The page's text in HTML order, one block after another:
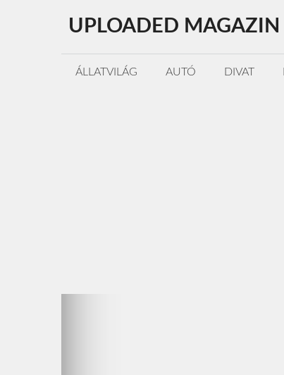
tartalomba
UPLOADED MAGAZIN
ÁLLATVILÁG AUTÓ DIVAT